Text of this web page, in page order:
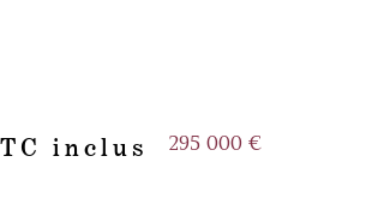
inclus 295 000 €